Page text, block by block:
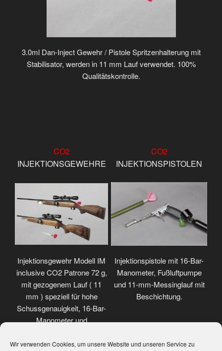
Wir verwenden Cookies, um unsere Website und unseren Service zu
3.0ml Dan-Inject Gewehr / Pistole Spritzenhalterung mit
Stabilisator, werden in 11 mm Lauf verwendet. 100%
Qualitätskontrolle.
CO2
INJEKTIONSGEWEHRE
CO2
INJEKTIONSPISTOLEN
Injektionsgewehr Modell IM
inclusive CO2 Patrone 72 g,
mit gezogenem Lauf ( 11
mm ) speziell für hohe
Schussgenauigkeit, 16-Bar-
Manometer und
Injektionspistole mit 16-Bar-
Manometer, Fußluftpumpe
und 11-mm-Messinglauf mit
Beschichtung.